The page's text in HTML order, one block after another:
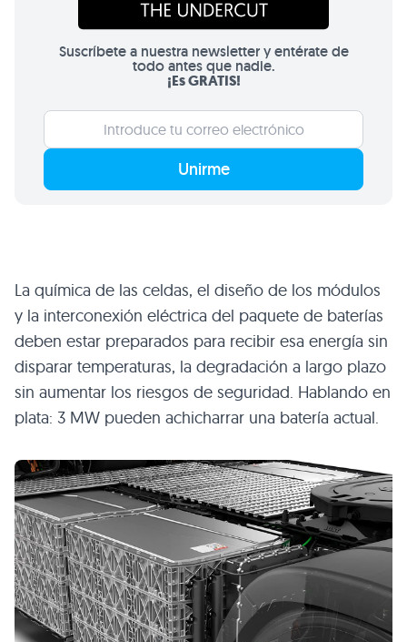
Suscríbete a nuestra newsletter y entérate de
todo antes que nadie.
¡Es GRATIS!
Unirme
La química de las celdas, el diseño de los módulos
y la interconexión eléctrica del paquete de baterías
deben estar preparados para recibir esa energía sin
disparar temperaturas, la degradación a largo plazo
sin aumentar los riesgos de seguridad. Hablando en
plata: 3 MW pueden achicharrar una batería actual.